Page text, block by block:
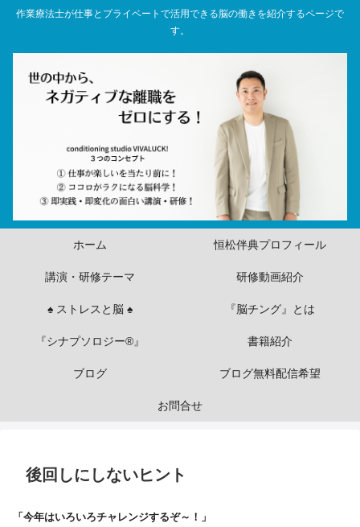
作業療法士が仕事とプライベートで活用できる脳の働きを紹介するページで
す。
ホーム 恒松伴典プロフィール
講演・研修テーマ 研修動画紹介
♠ ストレスと脳 ♠ 『脳チング』とは
『シナプソロジー®』 書籍紹介
ブログ ブログ無料配信希望
お問合せ
後回しにしないヒント
「今年はいろいろチャレンジするぞ～！」